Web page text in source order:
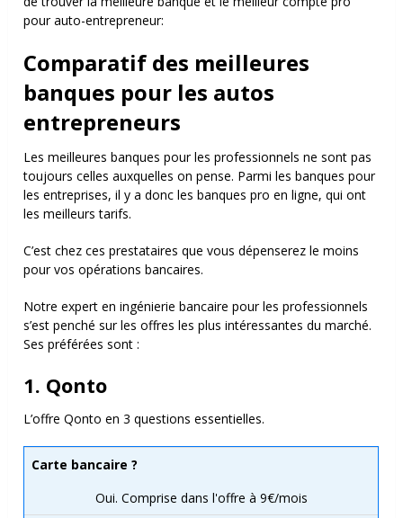
pour auto-entrepreneur:
Comparatif des meilleures
banques pour les autos
entrepreneurs
Les meilleures banques pour les professionnels ne sont pas
toujours celles auxquelles on pense. Parmi les banques pour
les entreprises, il y a donc les banques pro en ligne, qui ont
les meilleurs tarifs.
C’est chez ces prestataires que vous dépenserez le moins
pour vos opérations bancaires.
Notre expert en ingénierie bancaire pour les professionnels
s’est penché sur les offres les plus intéressantes du marché.
Ses préférées sont :
1. Qonto
L’offre Qonto en 3 questions essentielles.
Carte bancaire ?
Oui. Comprise dans l'offre à 9€/mois